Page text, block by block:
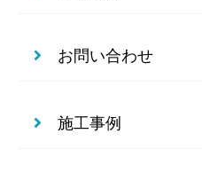
お問い合わせ
施工事例